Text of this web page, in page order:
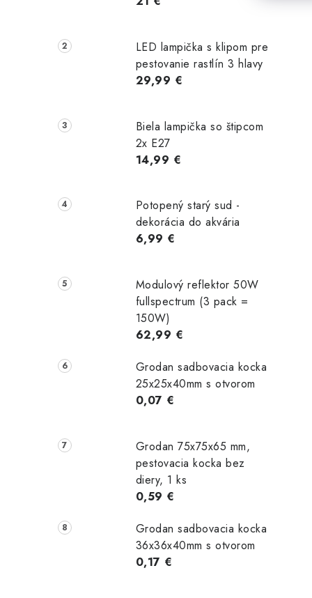
LED lampička s klipom pre
pestovanie rastlín 3 hlavy
29,99 €
Biela lampička so štipcom
2x E27
14,99 €
Potopený starý sud -
dekorácia do akvária
6,99 €
Modulový reflektor 50W
fullspectrum (3 pack =
150W)
62,99 €
Grodan sadbovacia kocka
25x25x40mm s otvorom
0,07 €
Grodan 75x75x65 mm,
pestovacia kocka bez
diery, 1 ks
0,59 €
Grodan sadbovacia kocka
36x36x40mm s otvorom
0,17 €